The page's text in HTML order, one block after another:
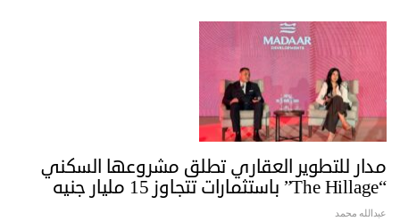
مدار للتطوير العقاري تطلق مشروعها السكني
“The Hillage” باستثمارات تتجاوز 15 مليار جنيه
عبدالله محمد